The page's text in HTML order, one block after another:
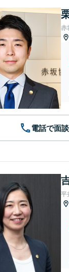
赤
電話で面
平